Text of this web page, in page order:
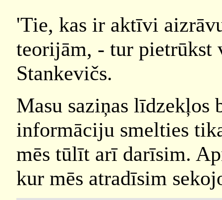
'Tie, kas ir aktīvi
teorijām, - tur pietrūkst
Stankevičs.
Masu saziņas līdzekļos
informāciju smelties
mēs tūlīt arī darīsim.
kur mēs atradīsim